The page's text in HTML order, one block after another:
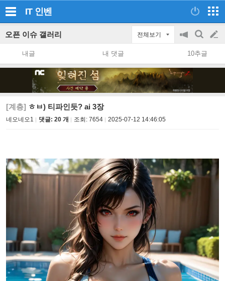
IT 인벤
오픈 이슈 갤러리 전체보기
공
지
on/off
검
색
글
쓰
내글 내 댓글 10추글
[계층] ㅎㅂ) 티파인듯? ai 3장
네오네오1 댓글: 20 개 조회: 7654 2025-07-12 14:46:05